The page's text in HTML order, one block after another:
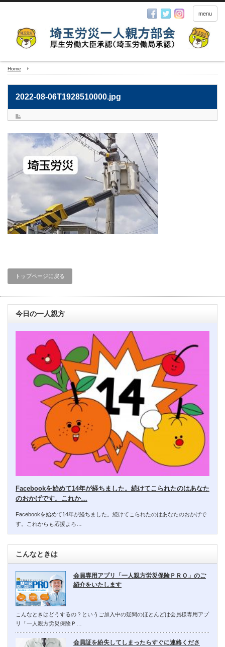
menu
Home
2022-08-06T1928510000.jpg
トップページに戻る
今日の一人親方
Facebookを始めて14年が経ちました。続けてこられたのはあなた
のおかげです。これか…
Facebookを始めて14年が経ちました。続けてこられたのはあなたのおかげで
す。これからも応援よろ…
こんなときは
会員専用アプリ「一人親方労災保険ＰＲＯ」のご
紹介をいたします
こんなときはどうするの？というご加入中の疑問のほとんどは会員様専用アプ
リ「一人親方労災保険Ｐ…
会員証を紛失してしまったらすぐに連絡くださ